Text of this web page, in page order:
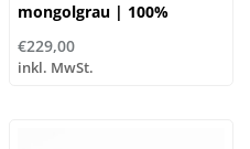
mongolgrau | 100%
Schurwolle |
...verschiedene Größen
€229,00
inkl. MwSt.